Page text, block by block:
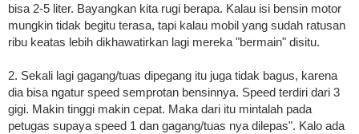
bisa 2-5 liter. Bayangkan kita rugi berapa. Kalau isi bensin motor
mungkin tidak begitu terasa, tapi kalau mobil yang sudah ratusan
ribu keatas lebih dikhawatirkan lagi mereka "bermain" disitu.
2. Sekali lagi gagang/tuas dipegang itu juga tidak bagus, karena
dia bisa ngatur speed semprotan bensinnya. Speed terdiri dari 3
gigi. Makin tinggi makin cepat. Maka dari itu mintalah pada
petugas supaya speed 1 dan gagang/tuas nya dilepas". Kalo ada